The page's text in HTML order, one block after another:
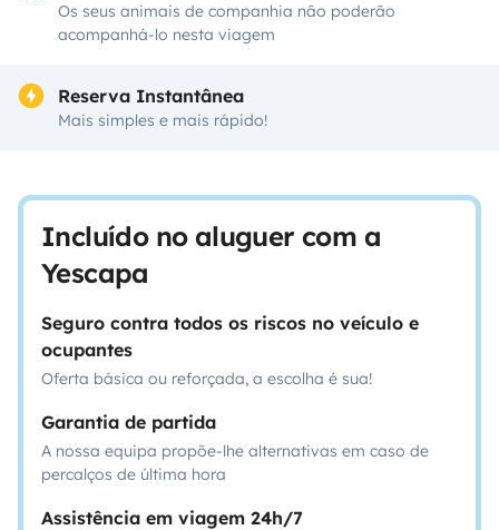
Os seus animais de companhia não poderão
acompanhá-lo nesta viagem
Reserva Instantânea
Mais simples e mais rápido!
Incluído no aluguer com a
Yescapa
Seguro contra todos os riscos no veículo e
ocupantes
Oferta básica ou reforçada, a escolha é sua!
Garantia de partida
A nossa equipa propõe-lhe alternativas em caso de
percalços de última hora
Assistência em viagem 24h/7